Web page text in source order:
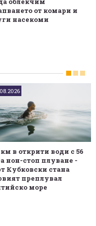
от комари и
насекоми
км в открити води с 56
нон-стоп плуване -
Кубковски стана
преплувал
море